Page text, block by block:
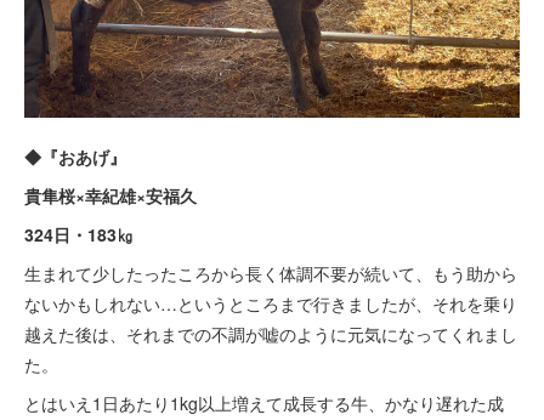
◆『おあげ』
貴隼桜×幸紀雄×安福久
324日・183㎏
生まれて少したったころから長く体調不要が続いて、もう助から
ないかもしれない…というところまで行きましたが、それを乗り
越えた後は、それまでの不調が嘘のように元気になってくれまし
た。
とはいえ1日あたり1kg以上増えて成長する牛、かなり遅れた成